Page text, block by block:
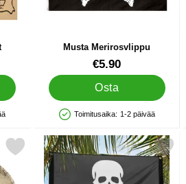
Musta Merirosvlippu
Tuote.nro 24319€5.90
Osta
Saatavuus: Varastossa
Toimitusaika: 1-2 päivää
Pääkallo suosikiksiMerkitse